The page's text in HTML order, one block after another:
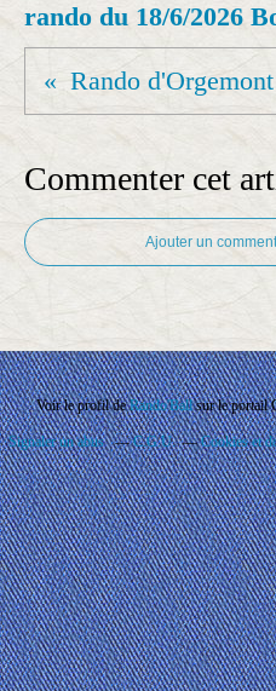
rando du 18/6/2026
Commenter cet
Ajouter un
Voir le profil deRando'Ballsur le portail
Signaler un abus C.G.U. Cookies et